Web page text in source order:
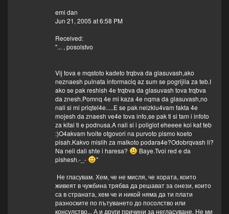
emi dan
Jun 21, 2005 at 6:58 PM
Received:
"... , posolstvo
Vij tova e mqstoto kadeto trqbva da glasuvash,ako
neznaesh pulnata informaciq az sum se pogrijila za teb.I
ako se pak reshish 4e trqbva da glasuvash tova trqbva
da znesh.Pomnq 4e mi kaza 4e nqma da glasuvash,no
nali si mi priqtel4e.....E se pak neizklu4vam fakta 4e
mojesh da znaesh ve4e tova info,se pak ti si tam i infoto
za kitai ti e podnusa.A nali si i poliglot eheeee koi kat teb
:)O4akvam tvoite otgovori na purvoto pismo koeto
pisah.Kakvo mislih za malkoto podara4e?Odobrqvash li?
Na neli dali shte i haresa?
Baye.Tvoi red e da
pishesh.-_-
"
Не гласувам. Хем, че не мисля, че хората, които
живеят в чужбина трябва да решават за онези, които
са в страната, хем че и никой няма да ти плати
разноските по пътуването до посолство или
консулство... А и други причини за негласуване. Не ми